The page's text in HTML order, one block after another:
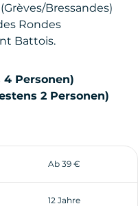
Bressandes)
Rondes
Battois.
4 Personen)
2 Personen)
Ab 39 €
12 Jahre